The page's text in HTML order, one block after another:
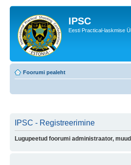
IPSC
Eesti Practical-laskmise
Foorumi pealeht
IPSC - Registreerimine
Lugupeetud foorumi administraator,